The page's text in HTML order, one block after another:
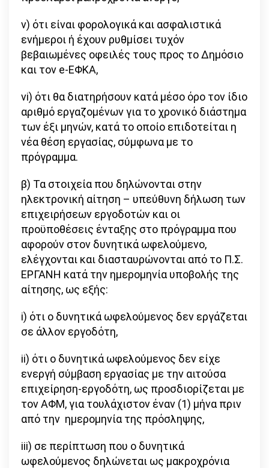
v) ότι είναι φορολογικά και ασφαλιστικά
ενήμεροι ή έχουν ρυθμίσει τυχόν
βεβαιωμένες οφειλές τους προς το Δημόσιο
και τον e-ΕΦΚΑ,
vi) ότι θα διατηρήσουν κατά μέσο όρο τον ίδιο
αριθμό εργαζομένων για το χρονικό διάστημα
των έξι μηνών, κατά το οποίο επιδοτείται η
νέα θέση εργασίας, σύμφωνα με το
πρόγραμμα.
β) Τα στοιχεία που δηλώνονται στην
ηλεκτρονική αίτηση – υπεύθυνη δήλωση των
επιχειρήσεων εργοδοτών και οι
προϋποθέσεις ένταξης στο πρόγραμμα που
αφορούν στον δυνητικά ωφελούμενο,
ελέγχονται και διασταυρώνονται από το Π.Σ.
ΕΡΓΑΝΗ κατά την ημερομηνία υποβολής της
αίτησης, ως εξής:
i) ότι ο δυνητικά ωφελούμενος δεν εργάζεται
σε άλλον εργοδότη,
ii) ότι ο δυνητικά ωφελούμενος δεν είχε
ενεργή σύμβαση εργασίας με την αιτούσα
επιχείρηση-εργοδότη, ως προσδιορίζεται με
τον ΑΦΜ, για τουλάχιστον έναν (1) μήνα πριν
από την ημερομηνία της πρόσληψης,
iii) σε περίπτωση που ο δυνητικά
ωφελούμενος δηλώνεται ως μακροχρόνια